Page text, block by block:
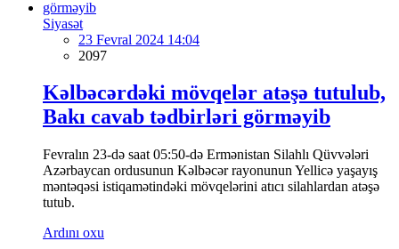
Siyasət
23 Fevral 2024 14:04
2097
Kəlbəcərdəki mövqelər atəşə tutulub,
Bakı cavab tədbirləri görməyib
Fevralın 23-də saat 05:50-də Ermənistan Silahlı Qüvvələri
Azərbaycan ordusunun Kəlbəcər rayonunun Yellicə yaşayış
məntəqəsi istiqamətindəki mövqelərini atıcı silahlardan atəşə
tutub.
Ardını oxu